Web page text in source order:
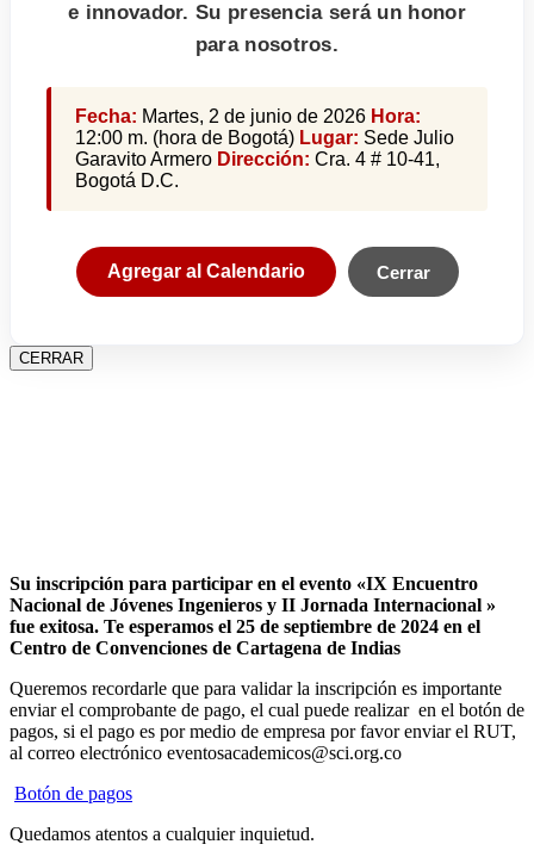
e innovador. Su presencia será un honor
para nosotros.
Fecha: Martes, 2 de junio de 2026 Hora:
12:00 m. (hora de Bogotá) Lugar: Sede Julio
Garavito Armero Dirección: Cra. 4 # 10-41,
Bogotá D.C.
Agregar al Calendario Cerrar
CERRAR
Su inscripción para participar en el evento «IX Encuentro
Nacional de Jóvenes Ingenieros y II Jornada Internacional »
fue exitosa. Te esperamos el 25 de septiembre de 2024 en el
Centro de Convenciones de Cartagena de Indias
Queremos recordarle que para validar la inscripción es importante
enviar el comprobante de pago, el cual puede realizar en el botón de
pagos, si el pago es por medio de empresa por favor enviar el RUT,
al correo electrónico eventosacademicos@sci.org.co
Botón de pagos
Quedamos atentos a cualquier inquietud.